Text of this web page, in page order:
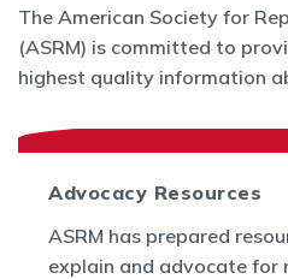
The American Society for
(ASRM) is committed to
highest quality information
Advocacy Resources
ASRM has prepared
explain and advocate for